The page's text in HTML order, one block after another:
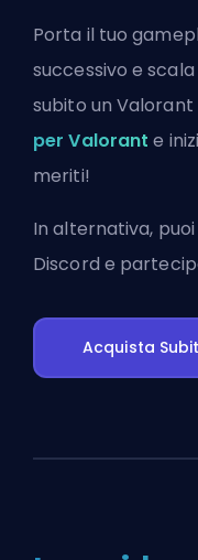
Porta il tuo
successivo e
subito un Valorant
per Valorant e
meriti!
In alternativa,
Discord e
Acquista